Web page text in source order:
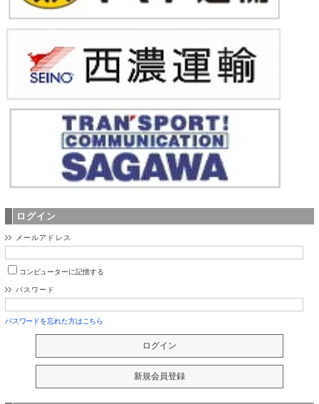
ログイン
メールアドレス
コンピューターに記憶する
パスワード
パスワードを忘れた方はこちら